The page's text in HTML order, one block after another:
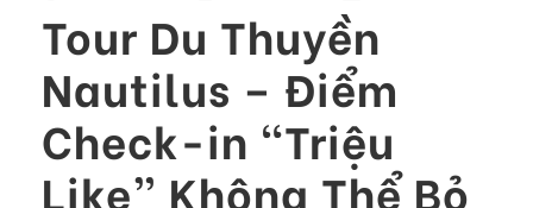
Tour Du Thuyền
Nautilus – Điểm
Check-in “Triệu
Like” Không Thể Bỏ